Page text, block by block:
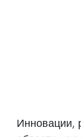
Инновации,